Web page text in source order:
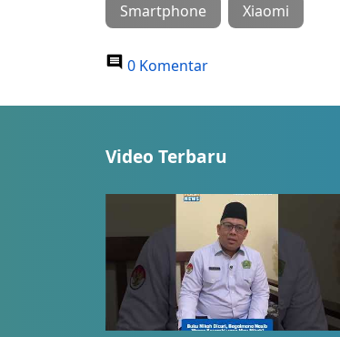
Smartphone Xiaomi
0 Komentar
Video Terbaru